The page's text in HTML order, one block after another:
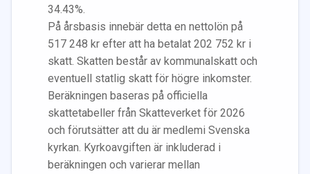
34.43%.
På årsbasis innebär detta en nettolön på
517 248 kr efter att ha betalat 202 752 kr i
skatt. Skatten består av kommunalskatt och
eventuell statlig skatt för högre inkomster.
Beräkningen baseras på officiella
skattetabeller från Skatteverket för 2026
och förutsätter att du är medlemi Svenska
kyrkan. Kyrkoavgiften är inkluderad i
beräkningen och varierar mellan